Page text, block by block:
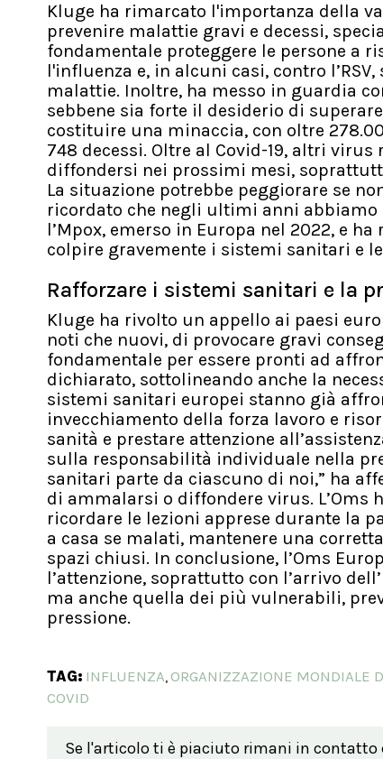
Kluge ha rimarcato l'importanza della
prevenire malattie gravi e decessi,
fondamentale proteggere le persone a
l'influenza e, in alcuni casi, contro
malattie. Inoltre, ha messo in guardia
sebbene sia forte il desiderio di
costituire una minaccia, con oltre
748 decessi. Oltre al Covid-19, altri
diffondersi nei prossimi mesi,
La situazione potrebbe peggiorare se
ricordato che negli ultimi anni abbiamo
l’Mpox, emerso in Europa nel 2022, e
colpire gravemente i sistemi sanitari e
Rafforzare i sistemi sanitari e la
Kluge ha rivolto un appello ai paesi
noti che nuovi, di provocare gravi
fondamentale per essere pronti ad
dichiarato, sottolineando anche la
sistemi sanitari europei stanno già
invecchiamento della forza lavoro e
sanità e prestare attenzione
sulla responsabilità individuale nella
sanitari parte da ciascuno di noi,” ha
di ammalarsi o diffondere virus. L’Oms
ricordare le lezioni apprese durante la
a casa se malati, mantenere una
spazi chiusi. In conclusione, l’Oms
l’attenzione, soprattutto con l’arrivo
ma anche quella dei più vulnerabili,
pressione.
TAG: INFLUENZA, ORGANIZZAZIONE MONDIALE
COVID
Se l'articolo ti è piaciuto rimani in